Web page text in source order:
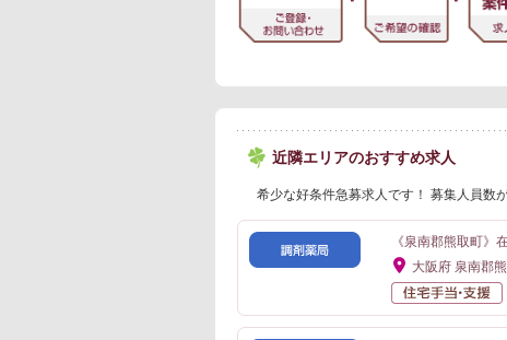
近隣エリアのおすすめ求人
希少な好条件急募求人です！ 募集人員数
《泉南郡熊取町》
大阪府 泉南郡